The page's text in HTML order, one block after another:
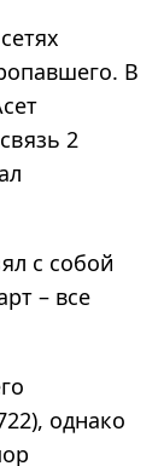
В
2
с собой
– все
однако